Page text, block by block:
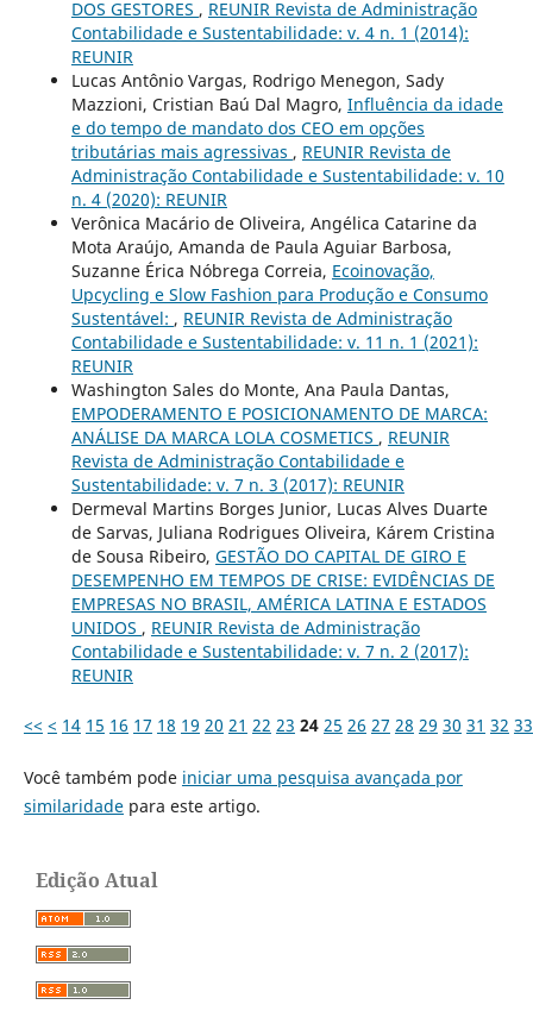
DOS GESTORES , REUNIR Revista de Administração
Contabilidade e Sustentabilidade: v. 4 n. 1 (2014):
REUNIR
Lucas Antônio Vargas, Rodrigo Menegon, Sady
Mazzioni, Cristian Baú Dal Magro, Influência da idade
e do tempo de mandato dos CEO em opções
tributárias mais agressivas , REUNIR Revista de
Administração Contabilidade e Sustentabilidade: v. 10
n. 4 (2020): REUNIR
Verônica Macário de Oliveira, Angélica Catarine da
Mota Araújo, Amanda de Paula Aguiar Barbosa,
Suzanne Érica Nóbrega Correia, Ecoinovação,
Upcycling e Slow Fashion para Produção e Consumo
Sustentável: , REUNIR Revista de Administração
Contabilidade e Sustentabilidade: v. 11 n. 1 (2021):
REUNIR
Washington Sales do Monte, Ana Paula Dantas,
EMPODERAMENTO E POSICIONAMENTO DE MARCA:
ANÁLISE DA MARCA LOLA COSMETICS , REUNIR
Revista de Administração Contabilidade e
Sustentabilidade: v. 7 n. 3 (2017): REUNIR
Dermeval Martins Borges Junior, Lucas Alves Duarte
de Sarvas, Juliana Rodrigues Oliveira, Kárem Cristina
de Sousa Ribeiro, GESTÃO DO CAPITAL DE GIRO E
DESEMPENHO EM TEMPOS DE CRISE: EVIDÊNCIAS DE
EMPRESAS NO BRASIL, AMÉRICA LATINA E ESTADOS
UNIDOS , REUNIR Revista de Administração
Contabilidade e Sustentabilidade: v. 7 n. 2 (2017):
REUNIR
<< < 14 15 16 17 18 19 20 21 22 23 24 25 26 27 28 29 30 31 32 33
Você também pode iniciar uma pesquisa avançada por
similaridadepara este artigo.
Edição Atual